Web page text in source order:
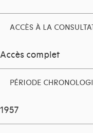
ACCÈS À LA
Accès complet
PÉRIODE
1957